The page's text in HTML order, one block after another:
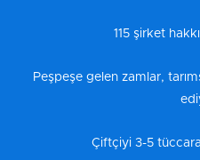
115 şirket
Peşpeşe gelen zamlar,
Çiftçiyi 3-5